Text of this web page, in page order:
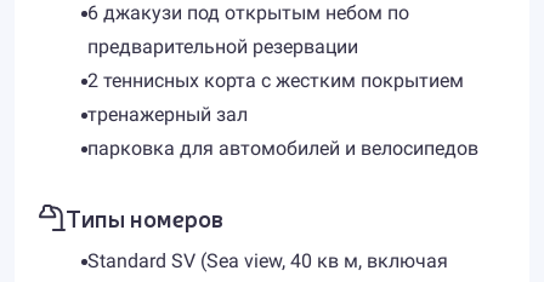
6 джакузи под открытым небом по
предварительной резервации
2 теннисных корта с жестким покрытием
тренажерный зал
парковка для автомобилей и велосипедов
Типы номеров
Standard SV (Sea view, 40 кв м, включая